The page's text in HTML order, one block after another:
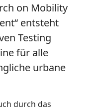
on Mobility
entsteht
Testing
für alle
urbane
durch das